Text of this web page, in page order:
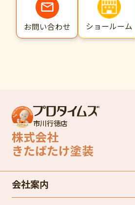
お問い合わせ ショールーム
市川行徳店
株式会社
きたばたけ塗装
会社案内